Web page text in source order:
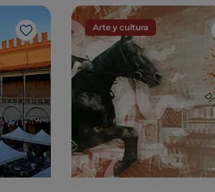
Me gusta
Arte y cultura